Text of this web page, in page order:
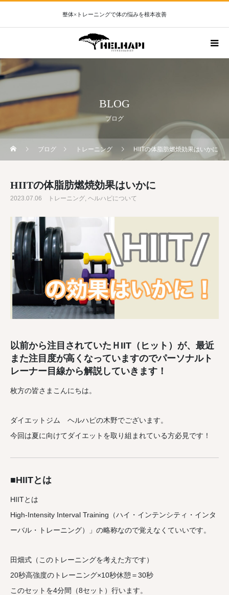
整体×トレーニングで体の悩みを根本改善
BLOG
ブログ
ブログ トレーニング HIITの体脂肪燃焼効果はいかに
HIITの体脂肪燃焼効果はいかに
2023.07.06 トレーニング ヘルハピについて
以前から注目されていたＨIIT（ヒット）が、最近
また注目度が高くなっていますのでパーソナルト
レーナー目線から解説していきます！
枚方の皆さまこんにちは。
ダイエットジム ヘルハピの木野でございます。
今回は夏に向けてダイエットを取り組まれている方必見です！
■HIITとは
HIITとは
High-Intensity Interval Training（ハイ・インテンシティ・インタ
ーバル・トレーニング）」の略称なので覚えなくていいです。
田畑式（このトレーニングを考えた方です）
20秒高強度のトレーニング×10秒休憩＝30秒
このセットを4分間（8セット）行います。